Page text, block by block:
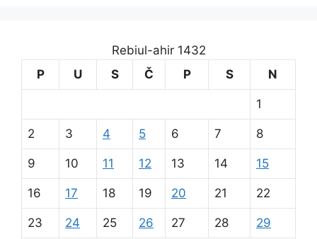
Rebiul-ahir 1432
P
U S Č P S N
1
2 3 4 5 6 7 8
9 10 11 12 13 14 15
16 17 18 19 20 21 22
23 24 25 26 27 28 29